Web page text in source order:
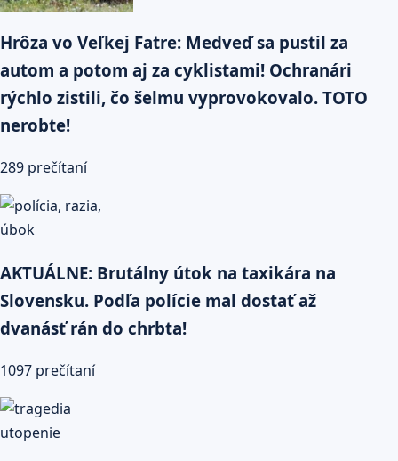
Hrôza vo Veľkej Fatre: Medveď sa pustil za
autom a potom aj za cyklistami! Ochranári
rýchlo zistili, čo šelmu vyprovokovalo. TOTO
nerobte!
289 prečítaní
AKTUÁLNE: Brutálny útok na taxikára na
Slovensku. Podľa polície mal dostať až
dvanásť rán do chrbta!
1097 prečítaní